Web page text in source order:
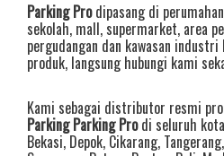
Parking Prodipasang di
sekolah, mall, supermarket, area
pergudangan dan kawasan
produk, langsung hubungi kami
Kami sebagai distributor resmi
Parking Parking Prodi seluruh
Bekasi, Depok, Cikarang, Tangerang,